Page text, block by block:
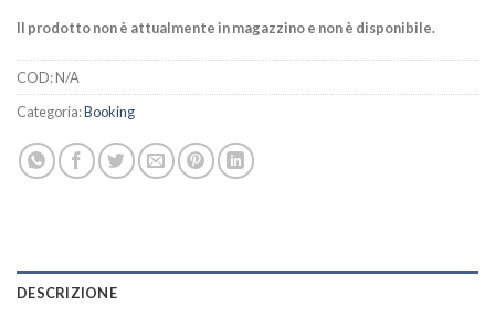
Il prodotto non è attualmente in magazzino e non è disponibile.
COD:N/A
Categoria:Booking
DESCRIZIONE